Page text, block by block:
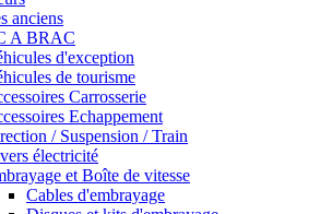
anciens
A BRAC
d'exception
de tourisme
Carrosserie
Echappement
/ Suspension / Train
électricité
et Boîte de vitesse
Cables d'embrayage